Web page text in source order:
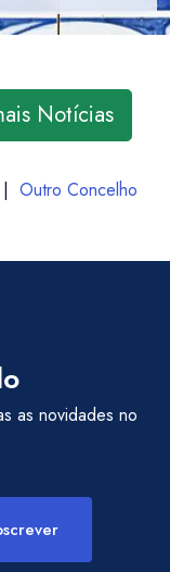
Notícias
| Outro Concelho
as novidades no